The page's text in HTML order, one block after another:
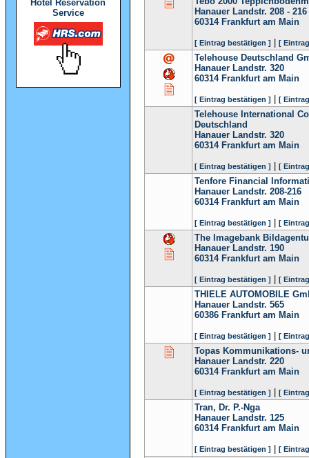
Hotel Reservation
Service
Hanauer Landstr. 208 - 216
60314 Frankfurt am Main
[ Eintrag bestätigen ] [
Telehouse Deutschland
Hanauer Landstr. 320
60314 Frankfurt am Main
[ Eintrag bestätigen ] [
Telehouse International
Deutschland
Hanauer Landstr. 320
60314 Frankfurt am Main
[ Eintrag bestätigen ] [
Tenfore Financial
Hanauer Landstr. 208-216
60314 Frankfurt am Main
[ Eintrag bestätigen ] [
The Imagebank
Hanauer Landstr. 190
60314 Frankfurt am Main
[ Eintrag bestätigen ] [
THIELE AUTOMOBILE
Hanauer Landstr. 565
60386 Frankfurt am Main
[ Eintrag bestätigen ] [
Topas Kommunikations-
Hanauer Landstr. 220
60314 Frankfurt am Main
[ Eintrag bestätigen ] [
Tran, Dr. P.-Nga
Hanauer Landstr. 125
60314 Frankfurt am Main
[ Eintrag bestätigen ] [